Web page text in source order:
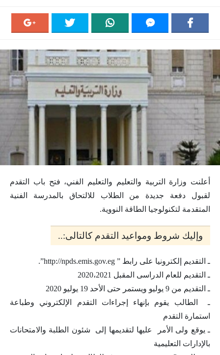
أعلنت وزارة التربية والتعليم والتعليم الفني، فتح باب التقدم
لقبول دفعة جديدة من الطلاب للالتحاق بالمدرسة الفنية
المتقدمة لتكنولوجيا الطاقة النووية.
وإليك شروط ومواعيد التقدم كالتالى:..
ـ التقديم إلكترونيا على رابط ” http://npds.emis.gov.eg”.
ـ التقديم للعام الدراسى المقبل 2020،2021
ـ التقديم من 9 يوليو ويستمر حتى الأحد 19 يوليو 2020
ـ الطالب يقوم بإنهاء إجراءات التقدم الإلكتروني وطباعة
استمارة التقدم
ـ يوقع ولى الأمر عليها لتقديمها إلى شئون الطلبة والامتحانات
بالإدارات التعليمية